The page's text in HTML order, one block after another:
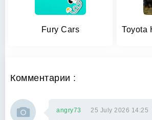
Fury Cars
Комментарии :
angry73 25 July 2026 14:25